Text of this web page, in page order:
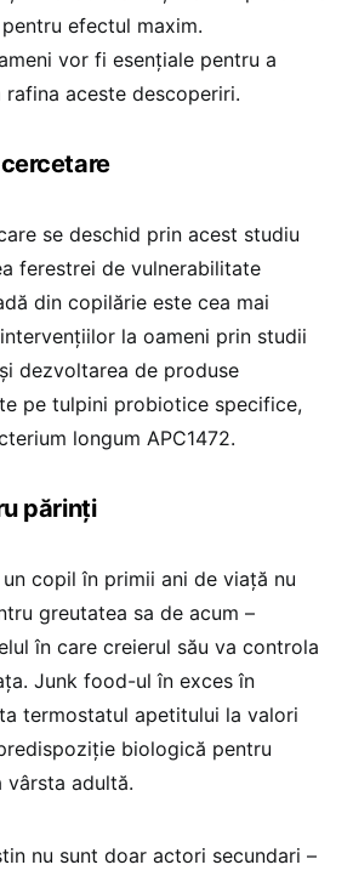
efectul maxim.
vor fi esențiale pentru a
aceste descoperiri.
se deschid prin acest studiu
ferestrei de vulnerabilitate
din copilărie este cea mai
la oameni prin studii
dezvoltarea de produse
pe tulpini probiotice specifice,
longum APC1472.
părinți
copil în primii ani de viață nu
greutatea sa de acum –
în care creierul său va controla
Junk food-ul în exces în
termostatul apetitului la valori
biologică pentru
vârsta adultă.
nu sunt doar actori secundari –